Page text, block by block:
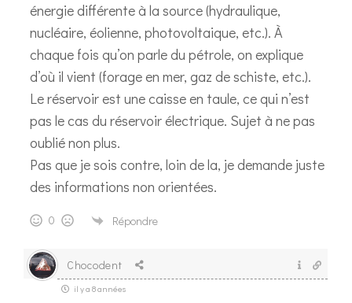
énergie différente à la source (hydraulique,
nucléaire, éolienne, photovoltaique, etc.). À
chaque fois qu’on parle du pétrole, on explique
d’où il vient (forage en mer, gaz de schiste, etc.).
Le réservoir est une caisse en taule, ce qui n’est
pas le cas du réservoir électrique. Sujet à ne pas
oublié non plus.
Pas que je sois contre, loin de la, je demande juste
des informations non orientées.
0 Répondre
Chocodent
il y a 8 années